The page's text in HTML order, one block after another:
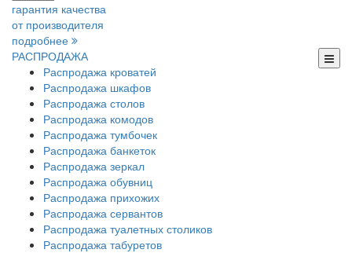
гарантия качества
от производителя
подробнее
РАСПРОДАЖА
Распродажа кроватей
Распродажа шкафов
Распродажа столов
Распродажа комодов
Распродажа тумбочек
Распродажа банкеток
Распродажа зеркал
Распродажа обувниц
Распродажа прихожих
Распродажа сервантов
Распродажа туалетных столиков
Распродажа табуретов